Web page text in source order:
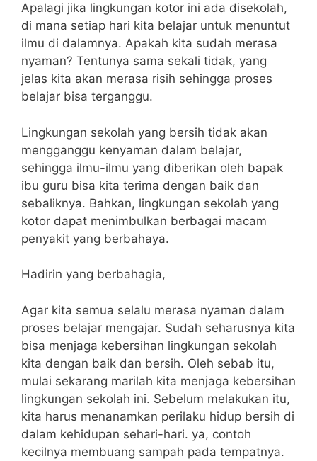
Apalagi jika lingkungan kotor ini ada disekolah,
di mana setiap hari kita belajar untuk menuntut
ilmu di dalamnya. Apakah kita sudah merasa
nyaman? Tentunya sama sekali tidak, yang
jelas kita akan merasa risih sehingga proses
belajar bisa terganggu.
Lingkungan sekolah yang bersih tidak akan
mengganggu kenyaman dalam belajar,
sehingga ilmu-ilmu yang diberikan oleh bapak
ibu guru bisa kita terima dengan baik dan
sebaliknya. Bahkan, lingkungan sekolah yang
kotor dapat menimbulkan berbagai macam
penyakit yang berbahaya.
Hadirin yang berbahagia,
Agar kita semua selalu merasa nyaman dalam
proses belajar mengajar. Sudah seharusnya kita
bisa menjaga kebersihan lingkungan sekolah
kita dengan baik dan bersih. Oleh sebab itu,
mulai sekarang marilah kita menjaga kebersihan
lingkungan sekolah ini. Sebelum melakukan itu,
kita harus menanamkan perilaku hidup bersih di
dalam kehidupan sehari-hari. ya, contoh
kecilnya membuang sampah pada tempatnya.